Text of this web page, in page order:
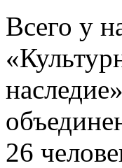
Всего у
26